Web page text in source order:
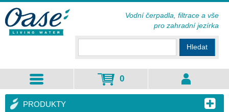
PRODUKTY
Hledat
0
Vodní čerpadla, filtrace a vše
pro zahradní jezírka